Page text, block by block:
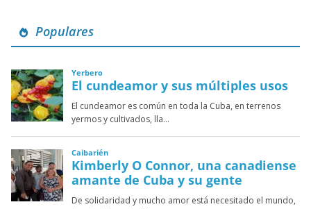
Populares